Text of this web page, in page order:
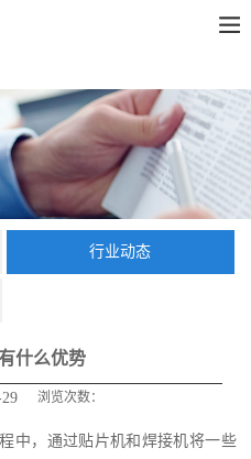
行业动态
什么优势
浏览次数：
中，通过贴片机和焊接机将一些